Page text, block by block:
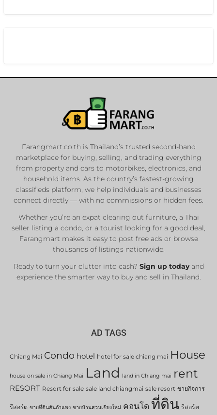
Farangmart.co.th is Thailand’s trusted second-hand
marketplace for buying, selling, and trading everything
from property and cars to motorbikes, electronics, and
household items. As the country’s fastest-growing
classifieds platform, we help individuals and businesses
connect directly — with no commissions or hidden fees.
Whether you’re an expat clearing out furniture, a Thai
seller listing a condo, or a tourist looking for a good deal,
Farangmart makes it easy to post free ads or browse
thousands of listings nationwide.
Ready to turn your clutter into cash? Sign up todayand
experience the smarter way to buy and sell in Thailand.
AD TAGS
Chiang Mai Condo hotel hotel for sale chiang mai House
house on sale in Chiang Mai Land land in Chiang mai rent
RESORT Resort for sale sale land chiangmai sale resort ขายกิจการ
รีสอร์ต ขายที่ดินสันกำแพง ขายบ้านสวนเชียงใหม่ คอนโด ที่ดิน รีสอร์ต